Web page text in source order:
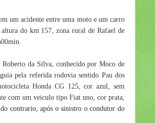
um acidente entre uma moto e um carro
do km 157, zona rural de Rafael de
da Silva, conhecido por Moco de
pela referida rodovia sentido Pau dos
Honda CG 125, cor azul, sem
com um veiculo tipo Fiat uno, cor prata,
contrario, após o sinistro o condutor do